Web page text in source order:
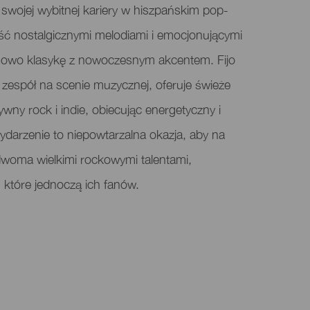
swojej wybitnej kariery w hiszpańskim pop-
nostalgicznymi melodiami i emocjonującymi
klasykę z nowoczesnym akcentem. Fijo
na scenie muzycznej, oferuje świeże
rock i indie, obiecując energetyczny i
to niepowtarzalna okazja, aby na
wielkimi rockowymi talentami,
jednoczą ich fanów.